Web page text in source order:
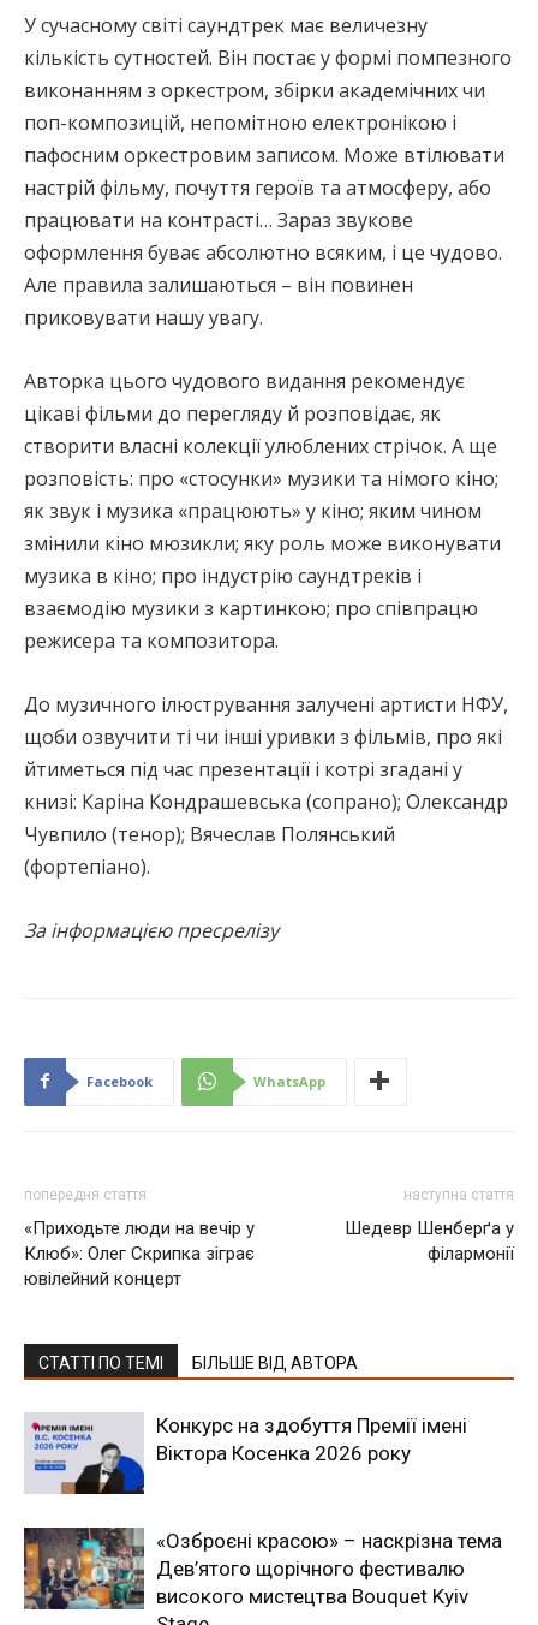
У сучасному світі саундтрек має величезну
кількість сутностей. Він постає у формі помпезного
виконанням з оркестром, збірки академічних чи
поп-композицій, непомітною електронікою і
пафосним оркестровим записом. Може втілювати
настрій фільму, почуття героїв та атмосферу, або
працювати на контрасті… Зараз звукове
оформлення буває абсолютно всяким, і це чудово.
Але правила залишаються – він повинен
приковувати нашу увагу.
Авторка цього чудового видання рекомендує
цікаві фільми до перегляду й розповідає, як
створити власні колекції улюблених стрічок. А ще
розповість: про «стосунки» музики та німого кіно;
як звук і музика «працюють» у кіно; яким чином
змінили кіно мюзикли; яку роль може виконувати
музика в кіно; про індустрію саундтреків і
взаємодію музики з картинкою; про співпрацю
режисера та композитора.
До музичного ілюстрування залучені артисти НФУ,
щоби озвучити ті чи інші уривки з фільмів, про які
йтиметься під час презентації і котрі згадані у
книзі: Каріна Кондрашевська (сопрано); Олександр
Чувпило (тенор); Вячеслав Полянський
(фортепіано).
За інформацією пресрелізу
Facebook WhatsApp
попередня стаття
«Приходьте люди на вечір у
Клюб»: Олег Скрипка зіграє
ювілейний концерт
наступна стаття
Шедевр Шенберґа у
філармонії
СТАТТІ ПО ТЕМІ БІЛЬШЕ ВІД АВТОРА
Конкурс на здобуття Премії імені
Віктора Косенка 2026 року
«Озброєні красою» – наскрізна тема
Дев’ятого щорічного фестивалю
високого мистецтва Bouquet Kyiv